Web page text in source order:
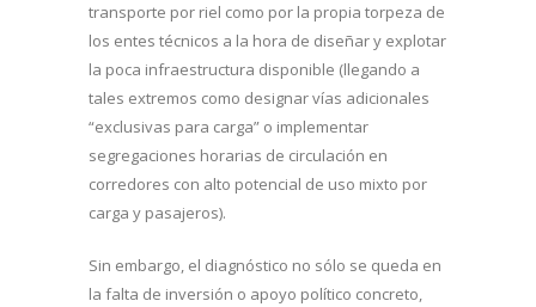
transporte por riel como por la propia torpeza de
los entes técnicos a la hora de diseñar y explotar
la poca infraestructura disponible (llegando a
tales extremos como designar vías adicionales
“exclusivas para carga” o implementar
segregaciones horarias de circulación en
corredores con alto potencial de uso mixto por
carga y pasajeros).
Sin embargo, el diagnóstico no sólo se queda en
la falta de inversión o apoyo político concreto,